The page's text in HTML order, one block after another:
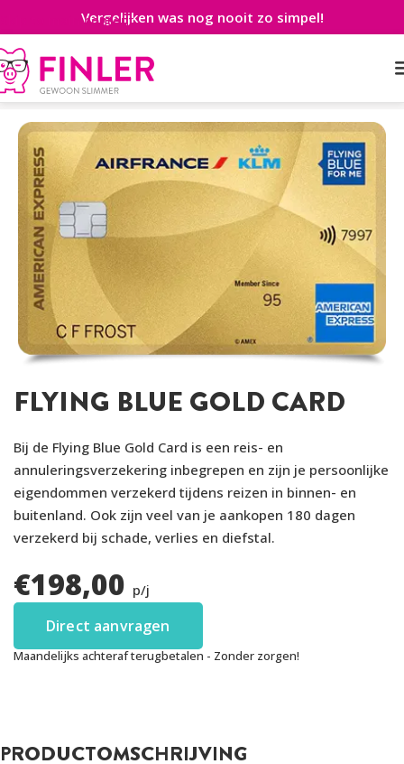
Skip to main contentVergelijken was nog nooit zo simpel!
Home>Creditcard
FLYING BLUE GOLD CARD
Bij de Flying Blue Gold Card is een reis- en
annuleringsverzekering inbegrepen en zijn je persoonlijke
eigendommen verzekerd tijdens reizen in binnen- en
buitenland. Ook zijn veel van je aankopen 180 dagen
verzekerd bij schade, verlies en diefstal.
€198,00 p/j
Direct aanvragen
Maandelijks achteraf terugbetalen - Zonder zorgen!
PRODUCTOMSCHRIJVING